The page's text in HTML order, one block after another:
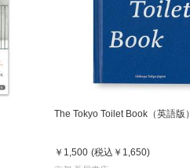
The Tokyo Toilet Book（英語版）
￥1,500 (税込 ￥1,650)